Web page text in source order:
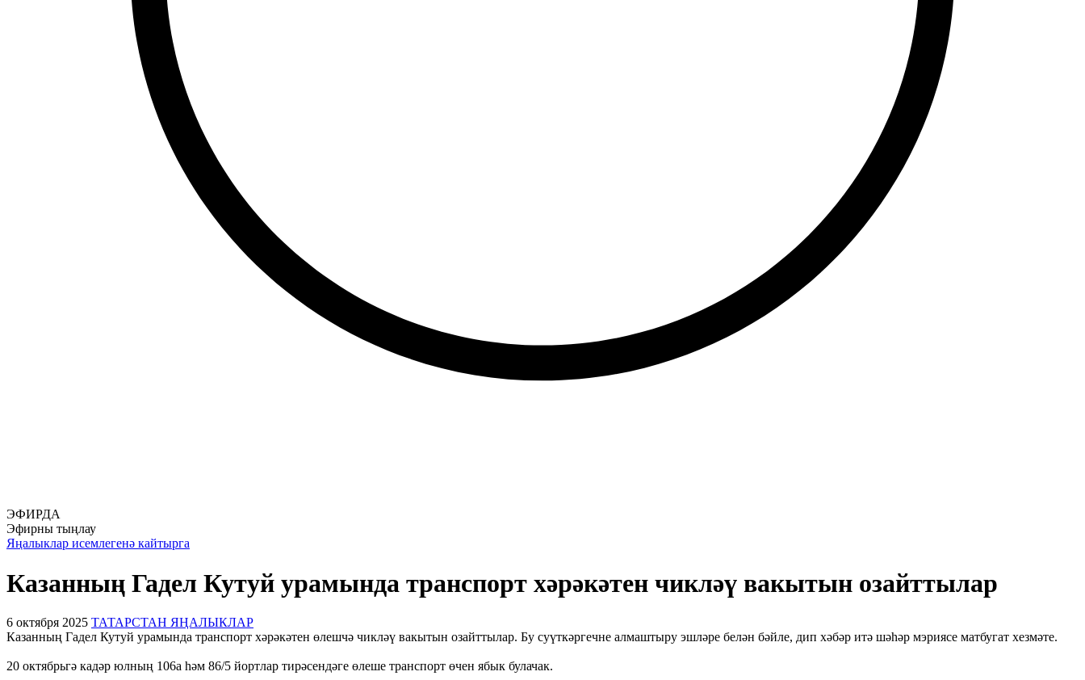
ЭФИРДА
Эфирны тыңлау
Яңалыклар исемлегенә кайтырга
Казанның Гадел Кутуй урамында транспорт хәрәкәтен чикләү вакытын озайттылар
6 октября 2025 ТАТАРСТАН ЯҢАЛЫКЛАР
Казанның Гадел Кутуй урамында транспорт хәрәкәтен өлешчә чикләү вакытын озайттылар. Бу суүткәргечне алмаштыру эшләре белән бәйле, дип хәбәр итә шәһәр мэриясе матбугат хезмәте.
20 октябрьгә кадәр юлның 106а һәм 86/5 йортлар тирәсендәге өлеше транспорт өчен ябык булачак.